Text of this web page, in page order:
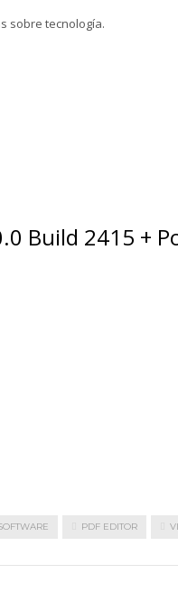
sobre tecnología.
Build 2415 +
PDF EDITOR